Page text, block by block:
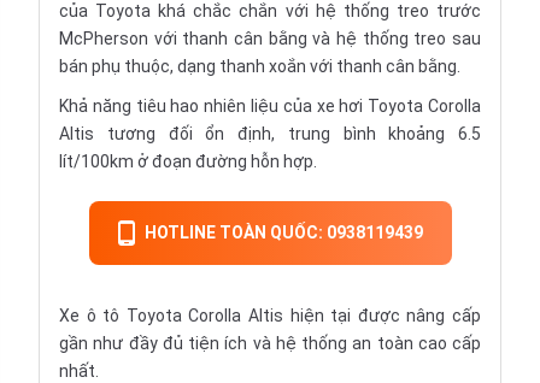
của Toyota khá chắc chắn với hệ thống treo trước
McPherson với thanh cân bằng và hệ thống treo sau
bán phụ thuộc, dạng thanh xoắn với thanh cân bằng.
Khả năng tiêu hao nhiên liệu của xe hơi Toyota Corolla
Altis tương đối ổn định, trung bình khoảng 6.5
lít/100km ở đoạn đường hỗn hợp.
HOTLINE TOÀN QUỐC: 0938119439
Xe ô tô Toyota Corolla Altis hiện tại được nâng cấp
gần như đầy đủ tiện ích và hệ thống an toàn cao cấp
nhất.